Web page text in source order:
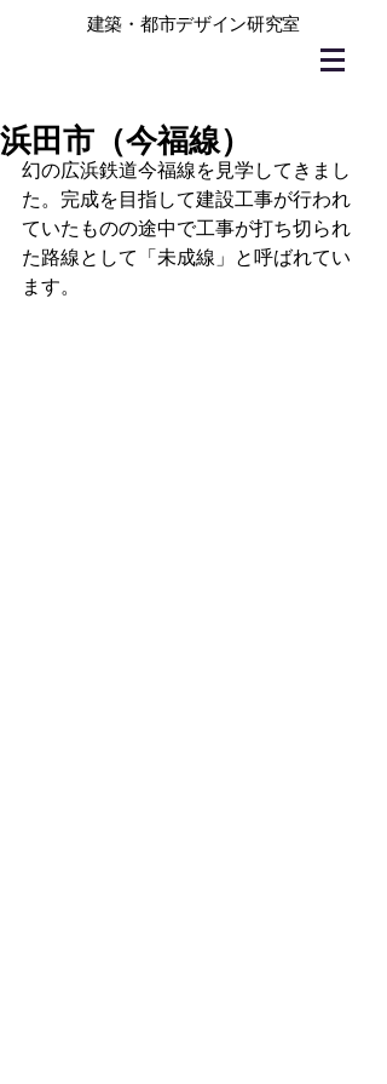
建築・都市デザイン研究室
浜田市（今福線）
幻の広浜鉄道今福線を見学してきまし
た。完成を目指して建設工事が行われ
ていたものの途中で工事が打ち切られ
た路線として「未成線」と呼ばれてい
ます。